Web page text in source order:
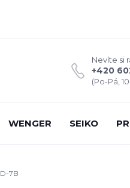
Nevíte si
+420
(Po-Pá,
WENGER SEIKO
7B